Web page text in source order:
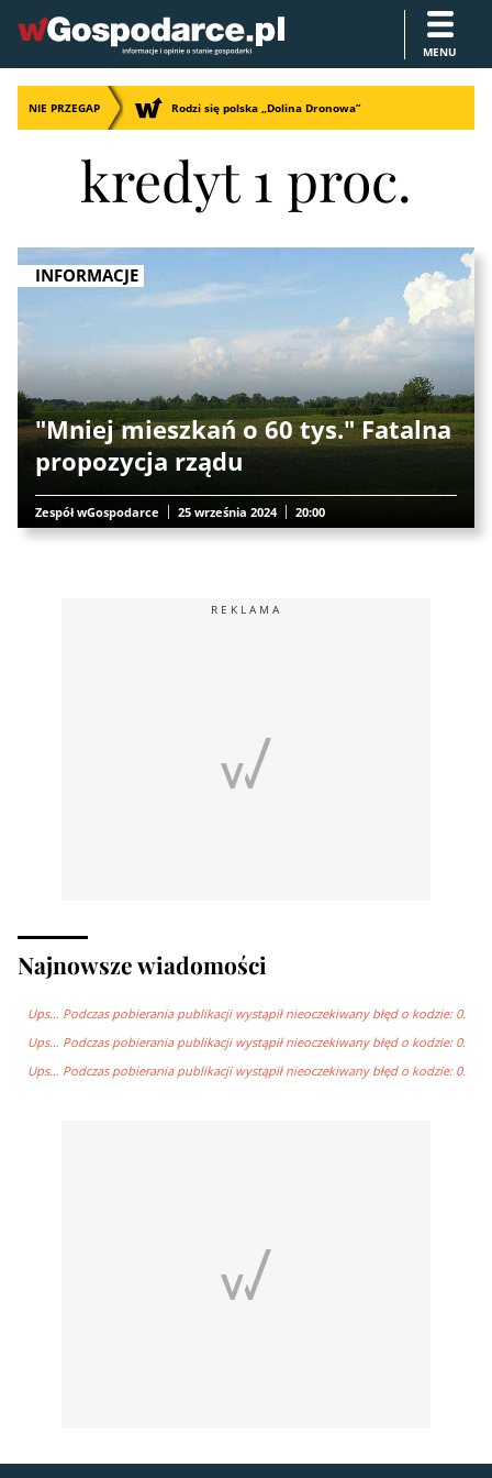
MENU
NIE PRZEGAP Rodzi się polska „Dolina Dronowa”
kredyt 1 proc.
INFORMACJE
"Mniej mieszkań o 60 tys." Fatalna
propozycja rządu
Zespół wGospodarce 25 września 2024 20:00
REKLAMA
Najnowsze wiadomości
Ups… Podczas pobierania publikacji wystąpił nieoczekiwany błęd o kodzie: 0.
Ups… Podczas pobierania publikacji wystąpił nieoczekiwany błęd o kodzie: 0.
Ups… Podczas pobierania publikacji wystąpił nieoczekiwany błęd o kodzie: 0.